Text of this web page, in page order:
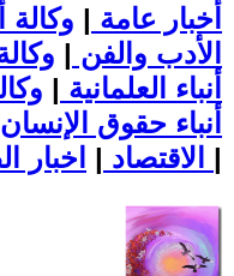
أخبار عامة | وكالة
الأدب والفن |
أنباء العلمانية |
أنباء حقوق الإنسان
الاقتصاد | |